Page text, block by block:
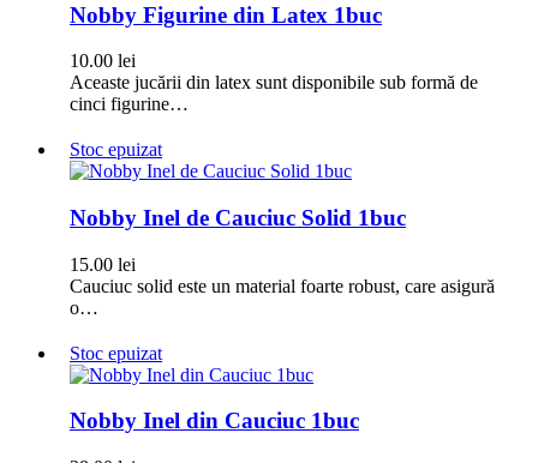
Nobby Figurine din Latex 1buc
10.00 lei
Aceaste jucării din latex sunt disponibile sub formă de
cinci figurine…
Stoc epuizat
Nobby Inel de Cauciuc Solid 1buc
15.00 lei
Cauciuc solid este un material foarte robust, care asigură
o…
Stoc epuizat
Nobby Inel din Cauciuc 1buc